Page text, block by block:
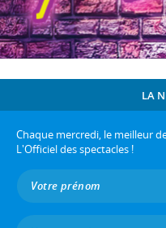
LA
Chaque mercredi, le meilleur
L'Officiel des spectacles !